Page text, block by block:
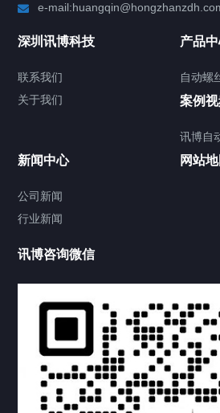
联系我们
关于我们
e-
深圳讯博科技
联系我们
关于我们
产品
自动螺
案例
讯博自
新闻中心
公司新闻
行业新闻
网站
讯博咨询微信